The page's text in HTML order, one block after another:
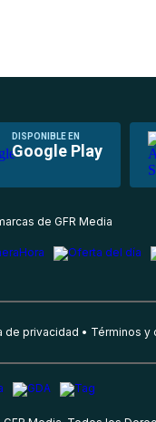
DISPONIBLE EN
Google Play
de GFR Media
de privacidad Términos y